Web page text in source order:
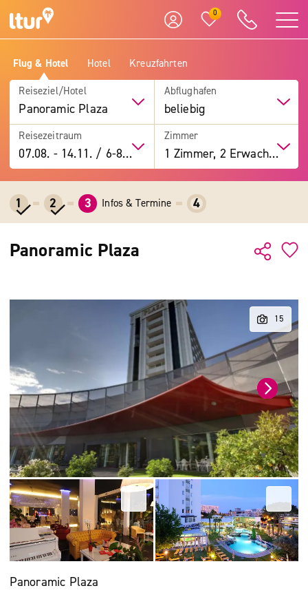
0
Flug & Hotel Hotel Kreuzfahrten
Reiseziel/Hotel
Panoramic Plaza
Abflughafen
beliebig
Reisezeitraum
07.08. -14.11. / 6-8 Tage
Zimmer
1 Zimmer, 2 Erwachsene
1 2 3 Infos & Termine 4
Panoramic Plaza
Panoramic Plaza